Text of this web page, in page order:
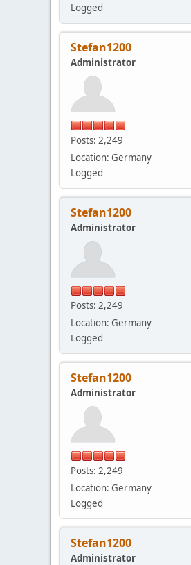
Logged
Stefan1200
Administrator
Posts: 2,249
Location: Germany
Logged
Stefan1200
Administrator
Posts: 2,249
Location: Germany
Logged
Stefan1200
Administrator
Posts: 2,249
Location: Germany
Logged
Stefan1200
Administrator